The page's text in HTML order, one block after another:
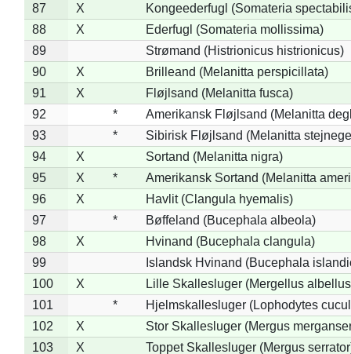
87
X
Kongeederfugl (Somateria
88
X
Ederfugl (Somateria mollissima)
89
Strømand (Histrionicus histrionicus)
90
X
Brilleand (Melanitta perspicillata)
91
X
Fløjlsand (Melanitta fusca)
92
*
Amerikansk Fløjlsand (Melanitta
93
*
Sibirisk Fløjlsand (Melanitta
94
X
Sortand (Melanitta nigra)
95
X *
Amerikansk Sortand (Melanitta
96
X
Havlit (Clangula hyemalis)
97
*
Bøffeland (Bucephala albeola)
98
X
Hvinand (Bucephala clangula)
99
Islandsk Hvinand (Bucephala
100
X
Lille Skallesluger (Mergellus
101
*
Hjelmskallesluger (Lophodytes
102
X
Stor Skallesluger (Mergus
103
X Toppet Skallesluger (Mergus